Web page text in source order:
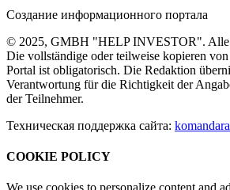
Создание информационного портала
© 2025, GMBH "HELP INVESTOR". Alle
Die vollständige oder teilweise kopieren
Portal ist obligatorisch. Die Redaktion
Verantwortung für die Richtigkeit der
der Teilnehmer.
Техническая поддержка сайта:
COOKIE POLICY